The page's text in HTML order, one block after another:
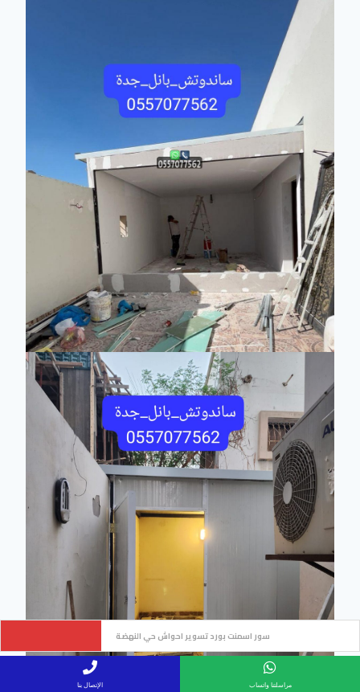
مظلات مواقف حي الاندلس
مراسلتنا واتساب الإتصال بنا